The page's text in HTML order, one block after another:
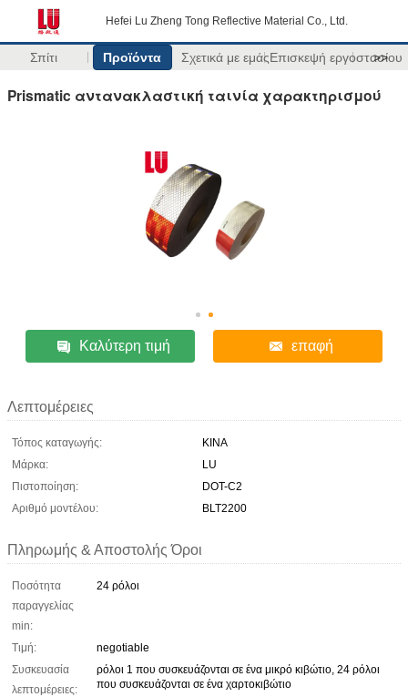
Hefei Lu Zheng Tong Reflective Material Co., Ltd.
Σπίτι Προϊόντα Σχετικά με εμάςΕπισκεψή εργοστασίου
>>
Prismatic αντανακλαστική ταινία χαρακτηρισμού
Καλύτερη τιμή επαφή
Λεπτομέρειες
Τόπος καταγωγής:
ΚΙΝΑ
Μάρκα:
LU
Πιστοποίηση:
DOT-C2
Αριθμό μοντέλου:
BLT2200
Πληρωμής & Αποστολής Όροι
Ποσότητα
παραγγελίας
min:
24 ρόλοι
Τιμή:
negotiable
Συσκευασία
λεπτομέρειες:
ρόλοι 1 που συσκευάζονται σε ένα μικρό κιβώτιο, 24 ρόλοι
που συσκευάζονται σε ένα χαρτοκιβώτιο